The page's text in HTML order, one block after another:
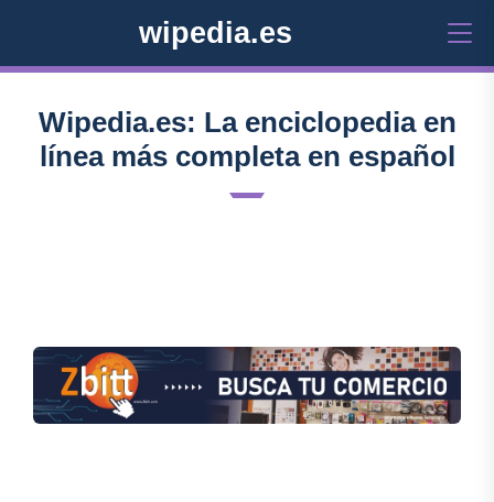
wipedia.es
Wipedia.es: La enciclopedia en
línea más completa en español